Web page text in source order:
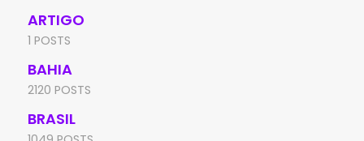
ARTIGO
1 POSTS
BAHIA
2120 POSTS
BRASIL